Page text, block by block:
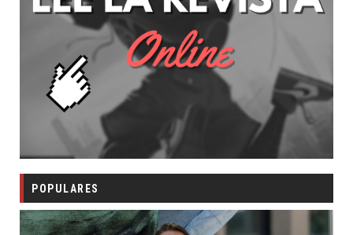
POPULARES